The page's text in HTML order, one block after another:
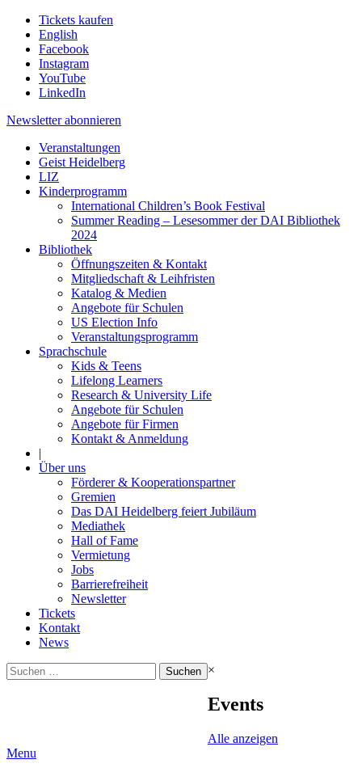
Tickets kaufen
English
Facebook
Instagram
YouTube
LinkedIn
Newsletter abonnieren
Veranstaltungen
Geist Heidelberg
LIZ
Kinderprogramm
International Children’s Book Festival
Summer Reading – Lesesommer der DAI Bibliothek
2024
Bibliothek
Öffnungszeiten & Kontakt
Mitgliedschaft & Leihfristen
Katalog & Medien
Angebote für Schulen
US Election Info
Veranstaltungsprogramm
Sprachschule
Kids & Teens
Lifelong Learners
Research & University Life
Angebote für Schulen
Angebote für Firmen
Kontakt & Anmeldung
|
Über uns
Förderer & Kooperationspartner
Gremien
Das DAI Heidelberg feiert Jubiläum
Mediathek
Hall of Fame
Vermietung
Jobs
Barrierefreiheit
Newsletter
Tickets
Kontakt
News
Suchen
nach:
×
Events
Alle anzeigen
Menu